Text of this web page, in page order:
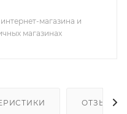
магазина и
магазинах
ОТЗЫВЫ